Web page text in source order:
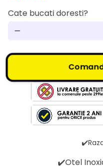
Cate bucati doresti?
remove
✔️Otel